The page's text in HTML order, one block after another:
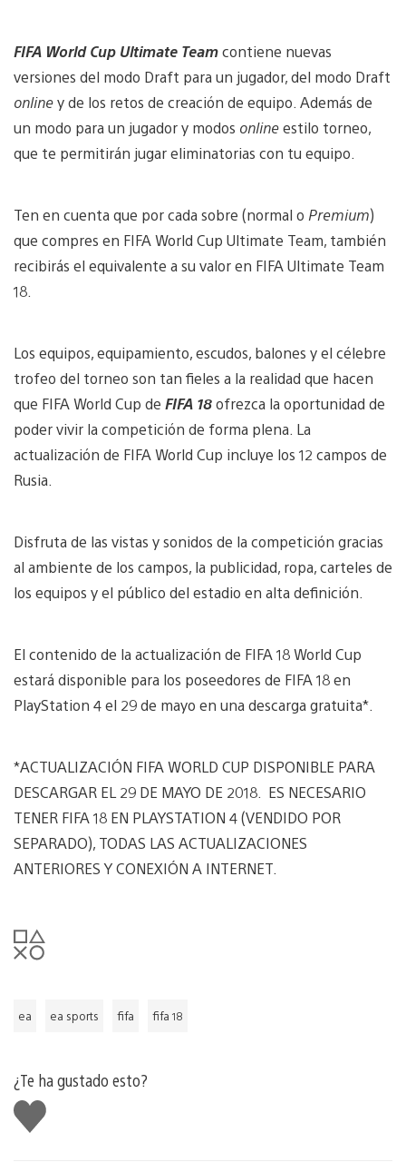
FIFA World Cup Ultimate Teamcontiene nuevas
versiones del modo Draft para un jugador, del modo Draft
onliney de los retos de creación de equipo. Además de
un modo para un jugador y modos onlineestilo torneo,
que te permitirán jugar eliminatorias con tu equipo.
Ten en cuenta que por cada sobre (normal o Premium)
que compres en FIFA World Cup Ultimate Team, también
recibirás el equivalente a su valor en FIFA Ultimate Team
18.
Los equipos, equipamiento, escudos, balones y el célebre
trofeo del torneo son tan fieles a la realidad que hacen
que FIFA World Cup de FIFA 18ofrezca la oportunidad de
poder vivir la competición de forma plena. La
actualización de FIFA World Cup incluye los 12 campos de
Rusia.
Disfruta de las vistas y sonidos de la competición gracias
al ambiente de los campos, la publicidad, ropa, carteles de
los equipos y el público del estadio en alta definición.
El contenido de la actualización de FIFA 18 World Cup
estará disponible para los poseedores de FIFA 18 en
PlayStation 4 el 29 de mayo en una descarga gratuita*.
*ACTUALIZACIÓN FIFA WORLD CUP DISPONIBLE PARA
DESCARGAR EL 29 DE MAYO DE 2018. ES NECESARIO
TENER FIFA 18 EN PLAYSTATION 4 (VENDIDO POR
SEPARADO), TODAS LAS ACTUALIZACIONES
ANTERIORES Y CONEXIÓN A INTERNET.
ea ea sports fifa fifa 18
¿Te ha gustado esto?
Me
gusta